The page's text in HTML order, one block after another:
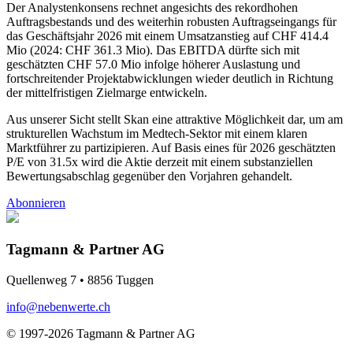
Der Analystenkonsens rechnet angesichts des rekordhohen
Auftragsbestands und des weiterhin robusten Auftragseingangs für
das Geschäftsjahr 2026 mit einem Umsatzanstieg auf CHF 414.4
Mio (2024: CHF 361.3 Mio). Das EBITDA dürfte sich mit
geschätzten CHF 57.0 Mio infolge höherer Auslastung und
fortschreitender Projektabwicklungen wieder deutlich in Richtung
der mittelfristigen Zielmarge entwickeln.
Aus unserer Sicht stellt Skan eine attraktive Möglichkeit dar, um am
strukturellen Wachstum im Medtech-Sektor mit einem klaren
Marktführer zu partizipieren. Auf Basis eines für 2026 geschätzten
P/E von 31.5x wird die Aktie derzeit mit einem substanziellen
Bewertungsabschlag gegenüber den Vorjahren gehandelt.
Abonnieren
Tagmann & Partner AG
Quellenweg 7 • 8856 Tuggen
info@nebenwerte.ch
© 1997-2026 Tagmann & Partner AG